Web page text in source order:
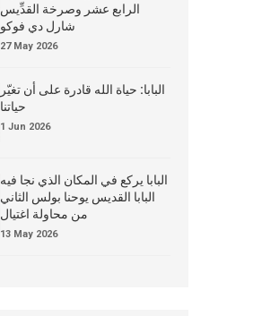
الرابع عشر وصرخة القدِّيس
شارل دي فوكو
27 May 2026
البابا: حياة الله قادرة على أن تغيّر
حياتنا
1 Jun 2026
البابا يركع في المكان الذي نجا فيه
البابا القديس يوحنا بولس الثاني
من محاولة اغتيال
13 May 2026